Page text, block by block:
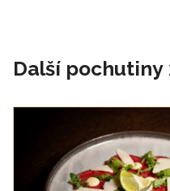
Další pochutiny